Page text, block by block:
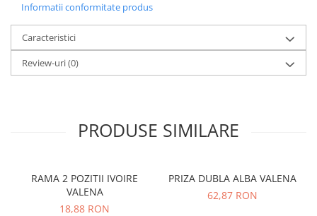
Aplicatii:
Protectie standard a circuitelor monofazate in tablouri electrice
modulare, pentru locuinte, birouri sau aplicatii comerciale, cu
declansare rapida la suprasarcina si scurt-circuit.
Informatii conformitate produs
Caracteristici
Review-uri(0)
PRODUSE SIMILARE
RAMA 2 POZITII IVOIRE
VALENA
18,88 RON
PRIZA DUBLA ALBA VALENA
62,87 RON